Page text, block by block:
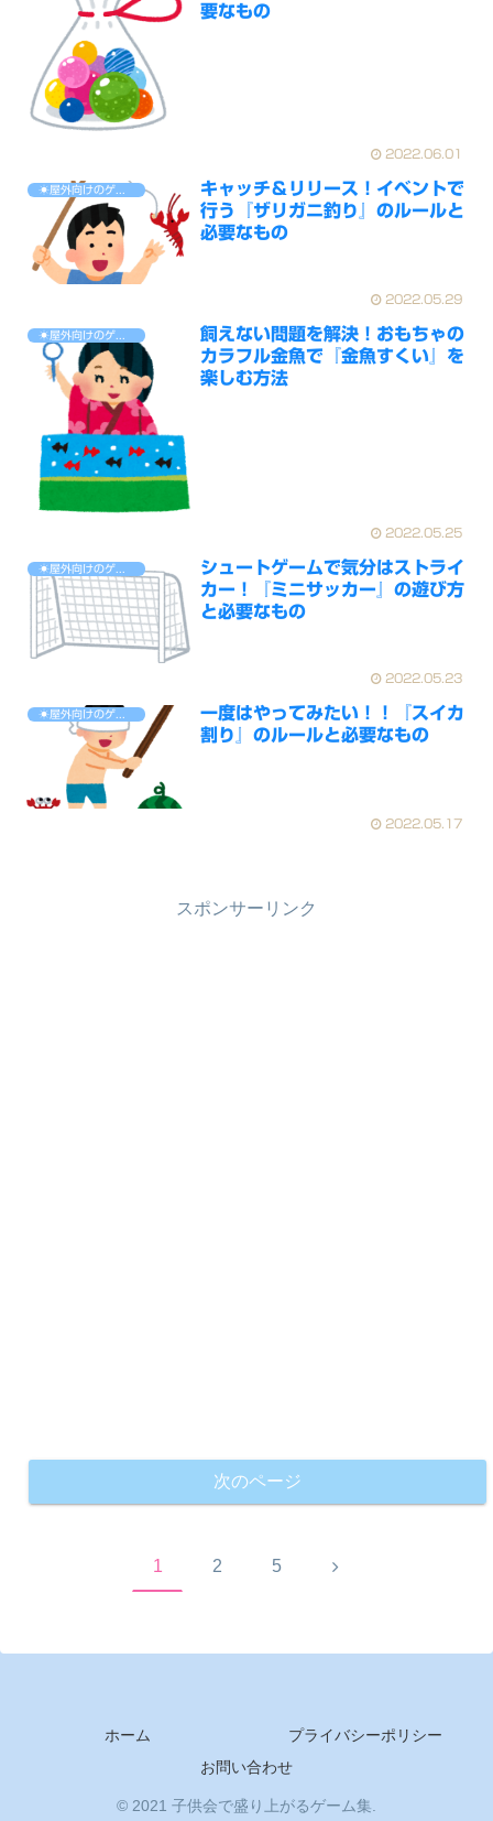
要なもの
2022.06.01
☀屋外向けのゲーム
キャッチ＆リリース！イベントで
行う『ザリガニ釣り』のルールと
必要なもの
2022.05.29
☀屋外向けのゲーム
飼えない問題を解決！おもちゃの
カラフル金魚で『金魚すくい』を
楽しむ方法
2022.05.25
☀屋外向けのゲーム
シュートゲームで気分はストライ
カー！『ミニサッカー』の遊び方
と必要なもの
2022.05.23
☀屋外向けのゲーム
一度はやってみたい！！『スイカ
割り』のルールと必要なもの
2022.05.17
スポンサーリンク
次のページ
1 2 5 次
ホーム
プライバシーポリシー
お問い合わせ
© 2021 子供会で盛り上がるゲーム集.